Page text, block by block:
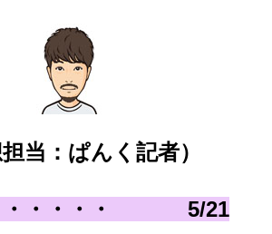
担当：ぱんく記者）
・・・・ 5/21